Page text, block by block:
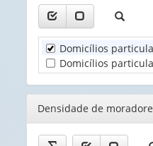
Domicílios
Domicílios
Editor
Densidade de